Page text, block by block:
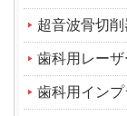
超音波骨切削
歯科用レーザ
歯科用イン